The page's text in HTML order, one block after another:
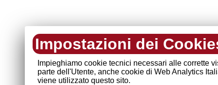
Impostazioni dei
Impieghiamo cookie tecnici necessari alle corrette
parte dell'Utente, anche cookie di Web Analytics
viene utilizzato questo sito.